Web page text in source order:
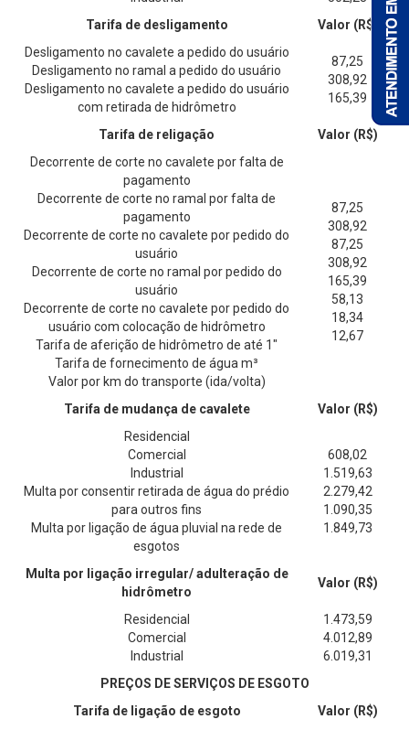
Tarifa de desligamento
Valor (R$)
Desligamento no cavalete a pedido do usuário
Desligamento no ramal a pedido do usuário
Desligamento no cavalete a pedido do usuário
com retirada de hidrômetro
87,25
308,92
165,39
Tarifa de religação
Valor (R$)
Decorrente de corte no cavalete por falta de
pagamento
Decorrente de corte no ramal por falta de
pagamento
Decorrente de corte no cavalete por pedido do
usuário
Decorrente de corte no ramal por pedido do
usuário
Decorrente de corte no cavalete por pedido do
usuário com colocação de hidrômetro
Tarifa de aferição de hidrômetro de até 1"
Tarifa de fornecimento de água m³
Valor por km do transporte (ida/volta)
87,25
308,92
87,25
308,92
165,39
58,13
18,34
12,67
Tarifa de mudança de cavalete
Valor (R$)
Residencial
Comercial
Industrial
Multa por consentir retirada de água do prédio
para outros fins
Multa por ligação de água pluvial na rede de
esgotos
608,02
1.519,63
2.279,42
1.090,35
1.849,73
Multa por ligação irregular/ adulteração de
hidrômetro
Valor (R$)
Residencial
Comercial
Industrial
1.473,59
4.012,89
6.019,31
PREÇOS DE SERVIÇOS DE ESGOTO
Tarifa de ligação de esgoto
Valor (R$)